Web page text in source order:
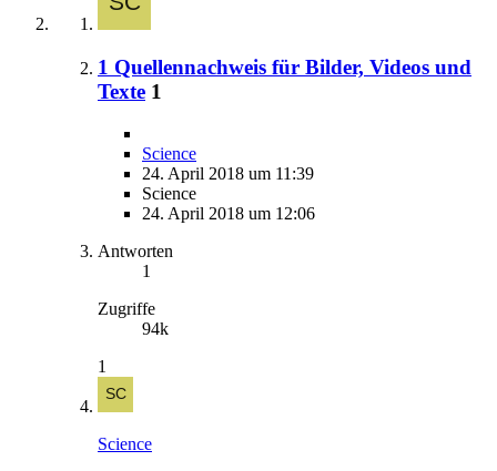
1 Quellennachweis für Bilder, Videos und
Texte 1
Science
24. April 2018 um 11:39
Science
24. April 2018 um 12:06
Antworten
1
Zugriffe
94k
1
Science